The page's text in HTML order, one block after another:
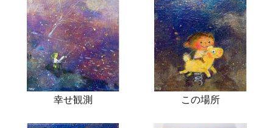
幸せ観測 この場所